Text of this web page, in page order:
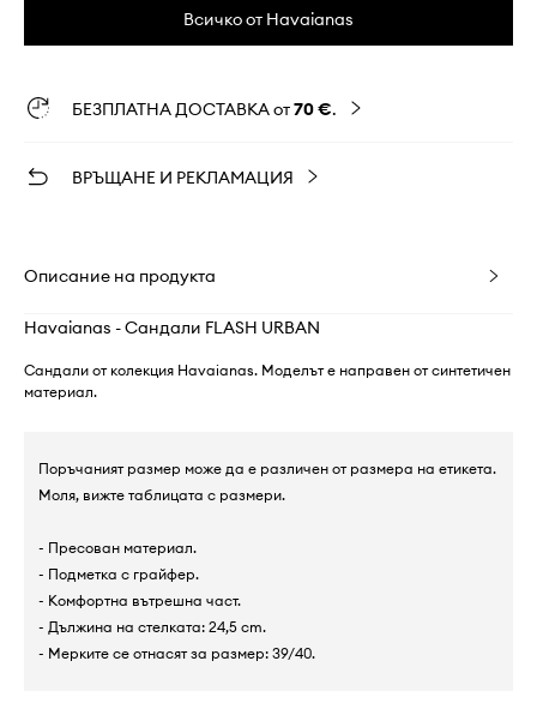
Всичко от Havaianas
БЕЗПЛАТНА ДОСТАВКА от70 €.
ВРЪЩАНЕ И РЕКЛАМАЦИЯ
Описание на продукта
Havaianas - Сандали FLASH URBAN
Сандали от колекция Havaianas. Моделът е направен от синтетичен
материал.
Поръчаният размер може да е различен от размера на етикета.
Моля, вижте таблицата с размери.
- Пресован материал.
- Подметка с грайфер.
- Комфортна вътрешна част.
- Дължина на стелката: 24,5 cm.
- Мерките се отнасят за размер: 39/40.